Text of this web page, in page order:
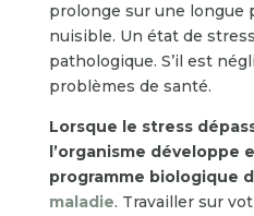
prolonge sur une longue
nuisible. Un état de
pathologique. S’il est
problèmes de santé.
Lorsque le stress
l’organisme développe
programme biologique
maladie. Travailler sur